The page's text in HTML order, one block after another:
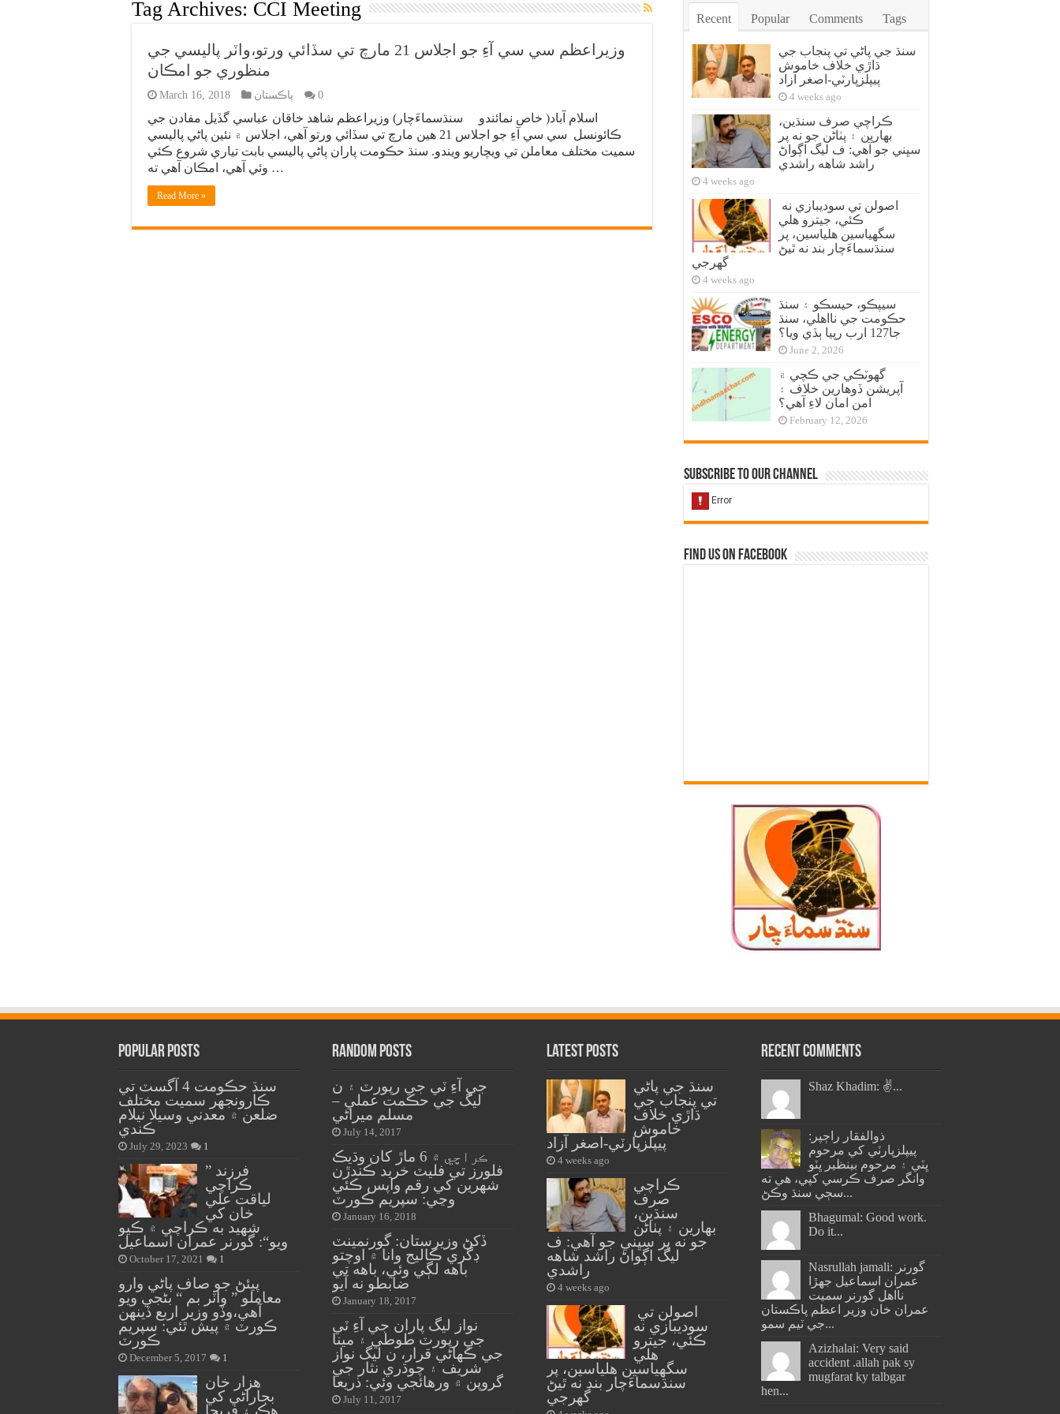
Tag Archives: CCI Meeting
وزيراعظم سي سي آءِ جو اجلاس 21 مارچ تي سڏائي ورتو،واٽر پاليسي جي
منظوري جو امڪان
March 16, 2018 پاڪستان 0
اسلام آباد( خاص نمائندو سنڌسماءَچار) وزيراعظم شاهد خاقان عباسي گڏيل مفادن جي
ڪائونسل سي سي آءِ جو اجلاس 21 هين مارچ تي سڏائي ورتو آهي، اجلاس ۾ نئين پاڻي پاليسي
سميت مختلف معاملن تي ويچاريو ويندو. سنڌ حڪومت پاران پاڻي پاليسي بابت تياري شروع ڪئي
وئي آهي، امڪان آهي ته …
Read More »
Recent Popular Comments Tags
سنڌ جي پاڻي تي پنجاب جي
ڌاڙي خلاف خاموش
پيپلزپارٽي-اصغر آزاد
4 weeks ago
ڪراچي صرف سنڌين،
بهارين ۽ پٺاڻن جو نه پر
سڀني جو آهي: ف ليگ اڳواڻ
راشد شاهه راشدي
4 weeks ago
ڪئي، جيترو هلي
سگهياسين هلياسين، پر
سنڌسماءَچار بند نه ٿيڻ
گهرجي
4 weeks ago
سيپڪو، حيسڪو ۽ سنڌ
حڪومت جي نااهلي، سنڌ
جا127 ارب رپيا ٻڏي ويا؟
June 2, 2026
گهوٽڪي جي ڪچي ۾
آپريشن ڏوهارين خلاف ۽
امن امان لاءِ آهي؟
February 12, 2026
Subscribe to our Channel
Find us on Facebook
Popular Posts
سنڌ حڪومت 4 آگسٽ تي
ڪارونجهر سميت مختلف
ضلعن ۾ معدني وسيلا نيلام
ڪندي
July 29, 2023 1
” فرزند
ڪراچي
لياقت علي
خان کي
شهيد به ڪراچي ۾ ڪيو
ويو“: گورنر عمران اسماعيل
October 17, 2021 1
پيئڻ جو صاف پاڻي وارو
معاملو ” واٽر بم “ بڻجي ويو
آهي،وڏو وزير اربع ڏينهن
ڪورٽ ۾ پيش ٿئي: سپريم
ڪورٽ
December 5, 2017 1
هزار خان
بجاراڻي کي
هڪ ۽ فريحا
Random Posts
جي آءِ ٽي جي رپورٽ ۽ ن
ليگ جي حڪمت عملي –
مسلم ميراڻي
July 14, 2017
ڪراچي ۾ 6 ماڙ کان وڌيڪ
فلورز تي فليٽ خريد ڪندڙن
شهرين کي رقم واپس ڪئي
وڃي: سپريم ڪورٽ
January 16, 2018
ڏکڻ وزيرستان: گورنمينٽ
ڊگري ڪاليج وانا ۾ اوچتو
باهه لڳي وئي، باهه تي
ضابطو نه آيو
January 18, 2017
نواز ليگ پاران جي آءِ ٽي
جي رپورٽ طوطي ۽ مينا
جي ڪهاڻي قرار، ن ليگ نواز
شريف ۽ چوڌري نثار جي
گروپن ۾ ورهائجي وئي: ذريعا
July 11, 2017
Latest Posts
سنڌ جي پاڻي
تي پنجاب جي
ڌاڙي خلاف
خاموش
پيپلزپارٽي-اصغر آزاد
4 weeks ago
ڪراچي
صرف
سنڌين،
بهارين ۽ پٺاڻن
جو نه پر سڀني جو آهي: ف
ليگ اڳواڻ راشد شاهه
راشدي
4 weeks ago
سوديبازي نه
ڪئي، جيترو
هلي
سگهياسين هلياسين، پر
سنڌسماءَچار بند نه ٿيڻ
گهرجي
Recent Comments
Shaz Khadim: ✌️...
ذوالفقار راڄپر:
پيپلزپارٽي کي مرحوم
ڀٽي ۽ مرحوم بينظير ڀٽو
وانگر صرف ڪرسي کپي، هي ته
سڄي سنڌ وڪڻ...
Bhagumal: Good work.
Do it...
Nasrullah jamali: گورنر
عمران اسماعيل جھڙا
نااهل گورنر سميت
عمران خان وزير اعظم پاڪستان
جي ٽيم سمو...
Azizhalai: Very said
accident .allah pak sy
mugfarat ky talbgar
hen...